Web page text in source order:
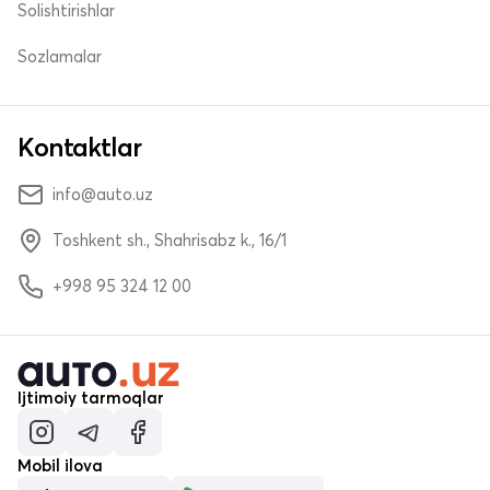
Solishtirishlar
Sozlamalar
Kontaktlar
info@auto.uz
Toshkent sh., Shahrisabz k., 16/1
+998 95 324 12 00
Ijtimoiy tarmoqlar
Mobil ilova